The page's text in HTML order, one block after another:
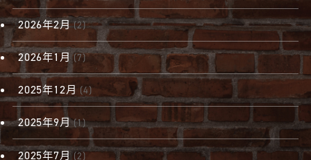
2026年2月(2)
2026年1月 (7)
2025年12月(4)
2025年9月(1)
2025年7月 (2)